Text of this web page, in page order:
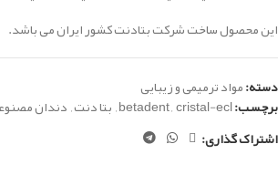
این محصول ساخت شرکت بتادنت کشور ایران می باشد.
دسته:مواد ترمیمی و زیبایی
برچسب: betadent,cristal-ecl
,بتا دنت,دندان
اشتراک گذاری: